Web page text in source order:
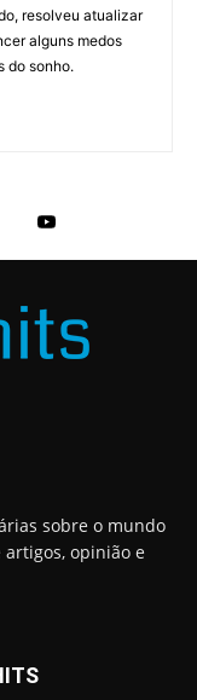
resolveu atualizar
alguns medos
do sonho.
sobre o mundo
artigos, opinião e